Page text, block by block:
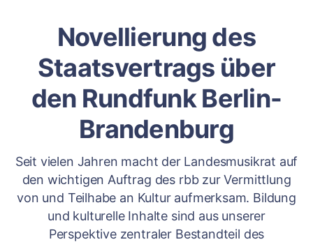
Novellierung des
Staatsvertrags über
den Rundfunk Berlin-
Brandenburg
Seit vielen Jahren macht der Landesmusikrat auf
den wichtigen Auftrag des rbb zur Vermittlung
von und Teilhabe an Kultur aufmerksam. Bildung
und kulturelle Inhalte sind aus unserer
Perspektive zentraler Bestandteil des